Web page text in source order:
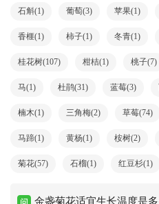
石斛(1) 葡萄(3) 苹果(1)
香榧(1) 柿子(1) 冬青(1)
桂花树(107) 柑桔(1) 桃子(7)
马(1) 杜鹃(31) 蓝莓(3)
楠木(1) 三角梅(2) 草莓(74)
马蹄(1) 黄杨(1) 桉树(2)
菊花(57) 石榴(1) 红豆杉(1)
金盏菊花适宜生长温度是多